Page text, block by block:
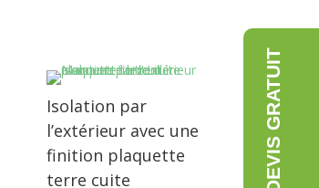
Isolation par
l’extérieur avec une
finition plaquette
terre cuite